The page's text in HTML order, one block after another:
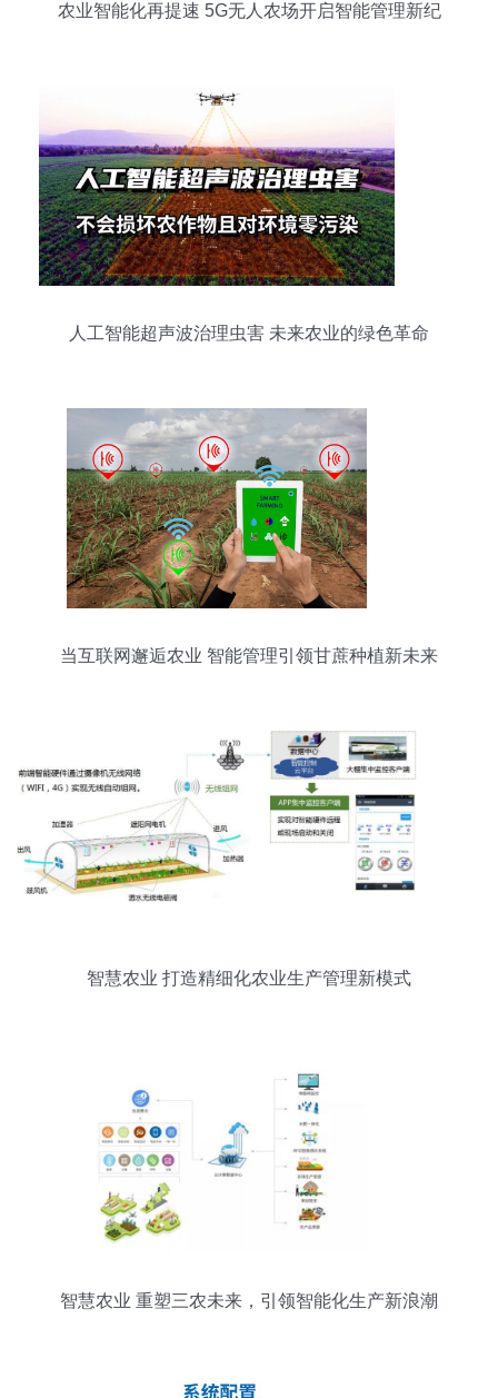
农业智能化再提速 5G无人农场开启智能管理新纪
人工智能超声波治理虫害 未来农业的绿色革命
当互联网邂逅农业 智能管理引领甘蔗种植新未来
智慧农业 打造精细化农业生产管理新模式
智慧农业 重塑三农未来，引领智能化生产新浪潮